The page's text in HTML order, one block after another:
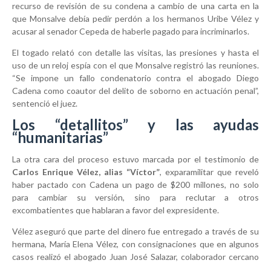
recurso de revisión de su condena a cambio de una carta en la
que Monsalve debía pedir perdón a los hermanos Uribe Vélez y
acusar al senador Cepeda de haberle pagado para incriminarlos.
El togado relató con detalle las visitas, las presiones y hasta el
uso de un reloj espía con el que Monsalve registró las reuniones.
“Se impone un fallo condenatorio contra el abogado Diego
Cadena como coautor del delito de soborno en actuación penal”,
sentenció el juez.
Los “detallitos” y las ayudas
“humanitarias”
La otra cara del proceso estuvo marcada por el testimonio de
Carlos Enrique Vélez, alias “Víctor”, exparamilitar que reveló
haber pactado con Cadena un pago de $200 millones, no solo
para cambiar su versión, sino para reclutar a otros
excombatientes que hablaran a favor del expresidente.
Vélez aseguró que parte del dinero fue entregado a través de su
hermana, María Elena Vélez, con consignaciones que en algunos
casos realizó el abogado Juan José Salazar, colaborador cercano